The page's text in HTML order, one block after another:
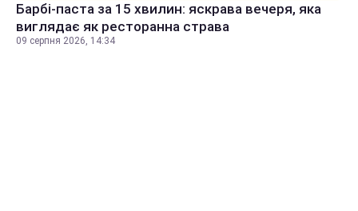
Барбі-паста за 15 хвилин: яскрава вечеря, яка
виглядає як ресторанна страва
09 серпня 2026, 14:34